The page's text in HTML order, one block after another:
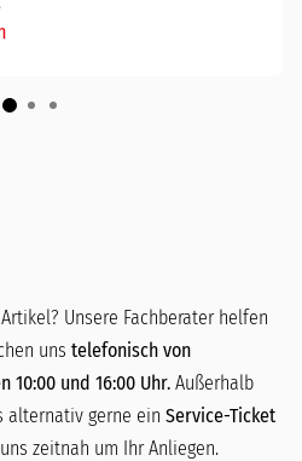
Unsere Fachberater helfen
uns telefonisch von
10:00 und 16:00 Uhr. Außerhalb
alternativ gerne ein Service-Ticket
zeitnah um Ihr Anliegen.